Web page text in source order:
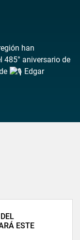
han
485° aniversario de
Edgar
ESTE